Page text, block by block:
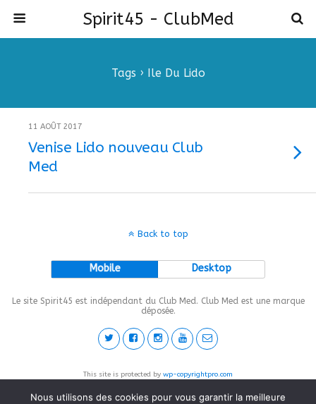
Spirit45 - ClubMed
Tags › Ile Du Lido
11 AOÛT 2017
Venise Lido nouveau Club
Med
Back to top
Mobile Desktop
Le site Spirit45 est indépendant du Club Med. Club Med est une marque
déposée.
This site is protected by wp-copyrightpro.com
Nous utilisons des cookies pour vous garantir la meilleure